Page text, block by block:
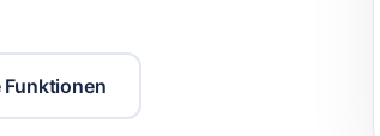
Funktionen